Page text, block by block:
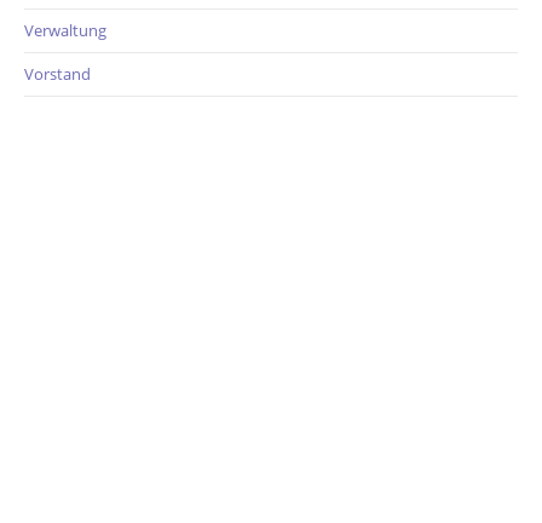
Verwaltung
Vorstand